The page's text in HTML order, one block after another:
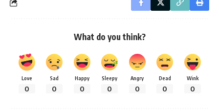
What do you think?
Love
0
Sad
0
Happy
0
Sleepy
0
Angry
0
Dead
0
Wink
0